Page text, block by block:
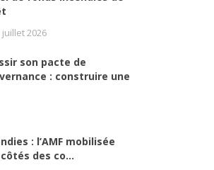
juillet 2026
son pacte de
: construire une
: l’AMF mobilisée
des co...